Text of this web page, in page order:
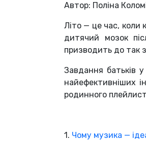
Автор: Поліна
Літо — це час, коли
дитячий мозок
призводить до так
Завдання батьків
найефективніших
родинного
1. Чому музика —